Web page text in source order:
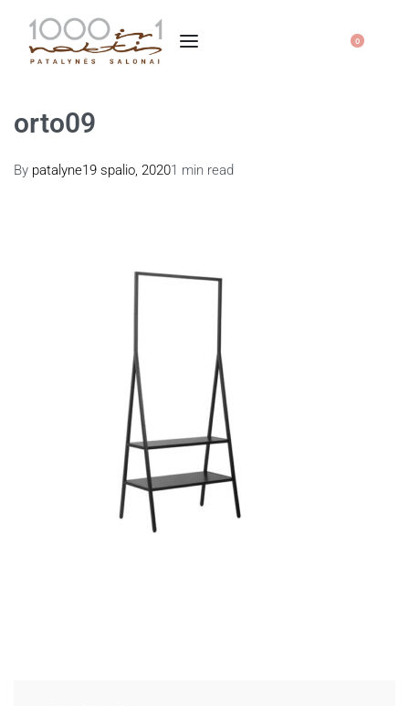
0
orto09
By patalyne19 spalio, 20201 min read